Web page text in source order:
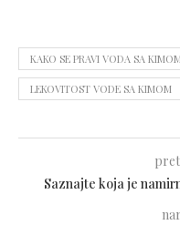
KAKO SE PRAVI VODA SA
LEKOVITOST VODE SA KIMOM
Saznajte koja je